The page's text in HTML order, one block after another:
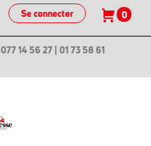
Se connecter 0
| 077 14 56 27 | 01 73 58 61